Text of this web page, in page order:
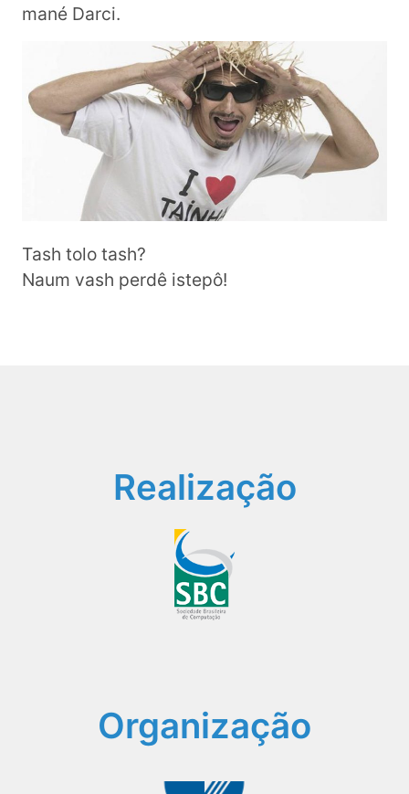
mané Darci.
Tash tolo tash?
Naum vash perdê istepô!
Realização
Organização